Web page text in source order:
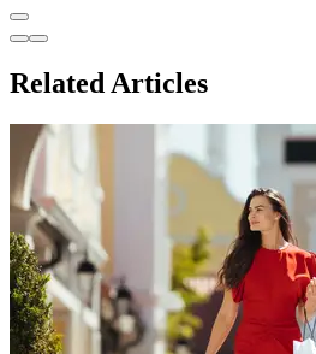
Related Articles